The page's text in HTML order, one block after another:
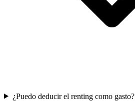
¿Puedo deducir el renting como gasto?